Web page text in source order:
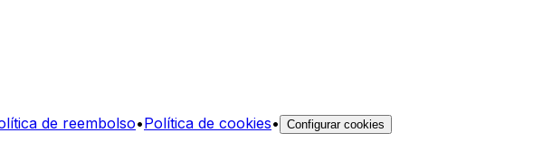
de reembolso•Política de cookies• Configurar cookies